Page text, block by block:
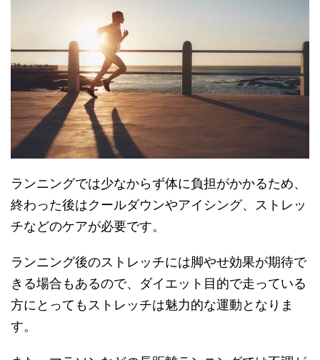
ランニングでは少なからず体に負担がかかるため、
終わった後はクールダウンやアイシング、ストレッ
チなどのケアが必要です。
ランニング後のストレッチには脚やせ効果が期待で
きる場合もあるので、ダイエット目的で走っている
方にとってもストレッチは魅力的な運動となりま
す。